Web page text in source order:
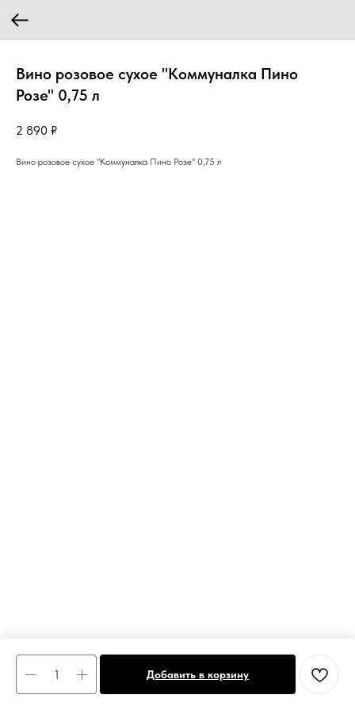
Вино розовое сухое "Коммуналка Пино
Розе" 0,75 л
2 890 ₽
Добавить в корзину
Вино розовое сухое "Коммуналка Пино Розе" 0,75 л